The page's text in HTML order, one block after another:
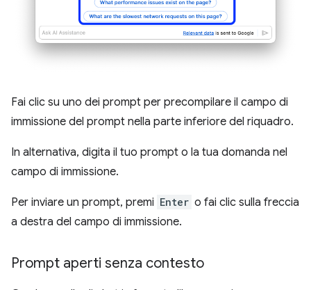
Fai clic su uno dei prompt per precompilare il campo di
immissione del prompt nella parte inferiore del riquadro.
In alternativa, digita il tuo prompt o la tua domanda nel
campo di immissione.
Per inviare un prompt, premi Enter o fai clic sulla freccia
a destra del campo di immissione.
Prompt aperti senza contesto